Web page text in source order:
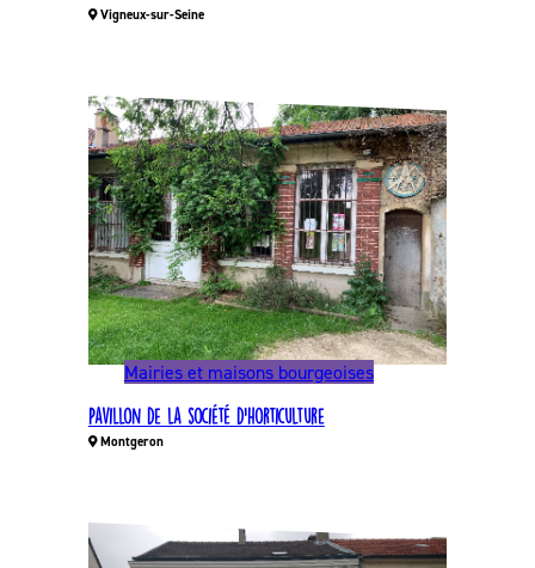
Vigneux-sur-Seine
Mairies et maisons bourgeoises
Pavillon de la société d’horticulture
Montgeron